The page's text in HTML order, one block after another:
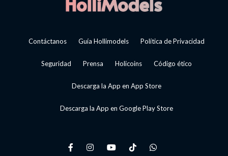
Contáctanos Guía Hollimodels Política de Privacidad
Seguridad Prensa Holicoins Código ético
Descarga la App en App Store
Descarga la App en Google Play Store